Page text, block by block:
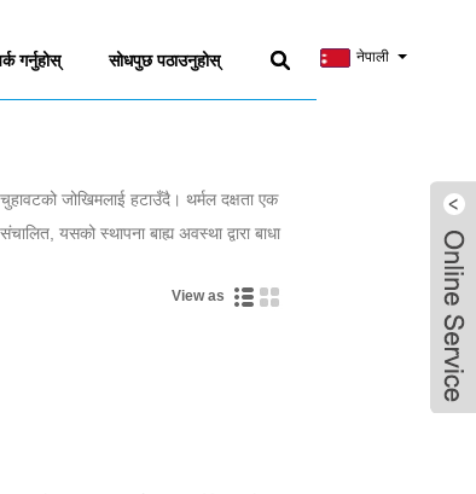
नेपाली
गर्नुहोस् सोधपुछ पठाउनुहोस्
जोखिमलाई हटाउँदै। थर्मल दक्षता एक
यसको स्थापना बाह्य अवस्था द्वारा बाधा
View as